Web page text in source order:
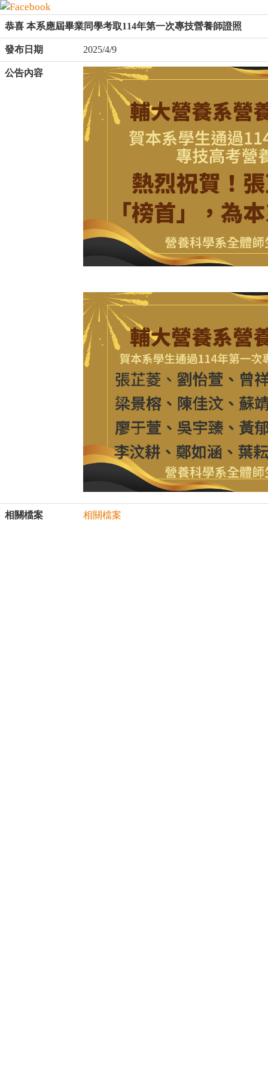
恭喜 本系應屆畢業同學考取114年第一次專技營養師證照
發布日期 2025/4/9
公告內容
相關檔案 相關檔案